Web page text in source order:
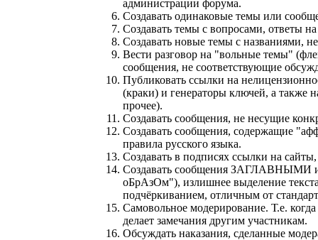
администрации форума.
Создавать одинаковые темы или
Создавать темы с вопросами, ответы
Создавать новые темы с названиями,
Вести разговор на "вольные темы"
сообщения, не соответствующие
Публиковать ссылки на
(краки) и генераторы ключей, а также
прочее).
Создавать сообщения, не несущие
Создавать сообщения, содержащие
правила русского языка.
Создавать в подписях ссылки на
Cоздавать сообщения ЗАГЛАВНЫМИ
оБрАзОм"), излишнее выделение
подчёркиванием, отличным от
Самовольное модерирование. Т.е.
делает замечания другим участникам.
Обсуждать наказания, сделанные